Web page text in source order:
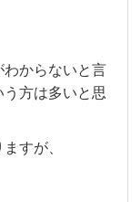
からないと言
方は多いと思
すが、